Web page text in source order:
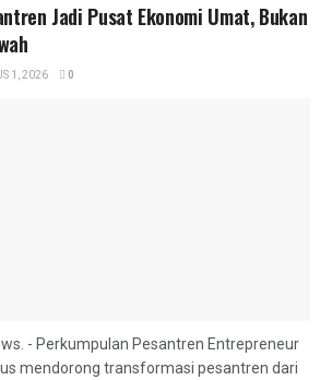
Jadi Pusat Ekonomi Umat, Bukan
1, 2026 0
- Perkumpulan Pesantren Entrepreneur
mendorong transformasi pesantren dari